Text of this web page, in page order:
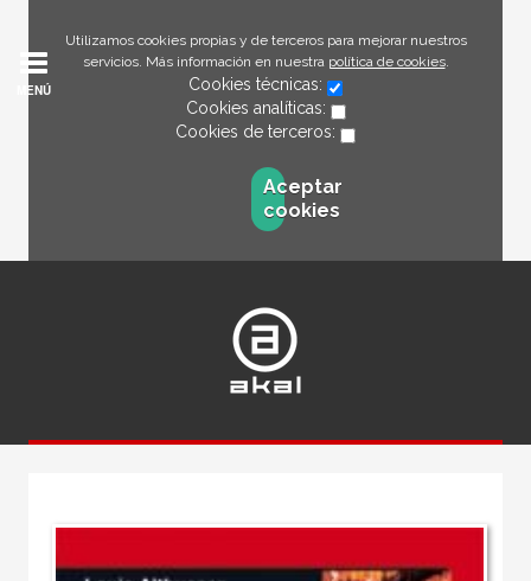
Utilizamos cookies propias y de terceros para mejorar nuestros
servicios. Más información en nuestra política de cookies.
Cookies técnicas:
Cookies analíticas:
Cookies de terceros:
Aceptar
cookies
MENÚ